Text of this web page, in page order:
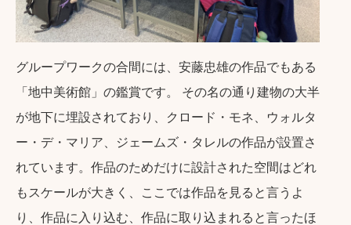
グループワークの合間には、安藤忠雄の作品でもある
「地中美術館」の鑑賞です。 その名の通り建物の大半
が地下に埋設されており、クロード・モネ、ウォルタ
ー・デ・マリア、ジェームズ・タレルの作品が設置さ
れています。作品のためだけに設計された空間はどれ
もスケールが大きく、ここでは作品を見ると言うよ
り、作品に入り込む、作品に取り込まれると言ったほ